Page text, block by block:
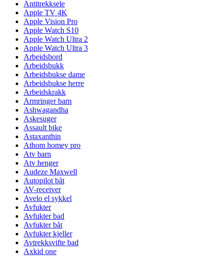
Antitrekksele
Apple TV 4K
Apple Vision Pro
Apple Watch S10
Apple Watch Ultra 2
Apple Watch Ultra 3
Arbeidsbord
Arbeidsbukk
Arbeidsbukse dame
Arbeidsbukse herre
Arbeidskrakk
Armringer barn
Ashwagandha
Askesuger
Assault bike
Astaxanthin
Athom homey pro
Atv barn
Atv henger
Audeze Maxwell
Autopilot båt
AV-receiver
Avelo el sykkel
Avfukter
Avfukter bad
Avfukter båt
Avfukter kjeller
Avtrekksvifte bad
Axkid one